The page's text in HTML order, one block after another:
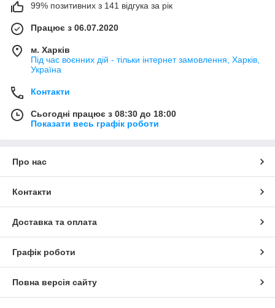
99% позитивних з 141 відгука за рік
Працює з 06.07.2020
м. Харків
Під час воєнних дій - тільки інтернет замовлення, Харків,
Україна
Контакти
Сьогодні працює з 08:30 до 18:00
Показати весь графік роботи
Про нас
Контакти
Доставка та оплата
Графік роботи
Повна версія сайту